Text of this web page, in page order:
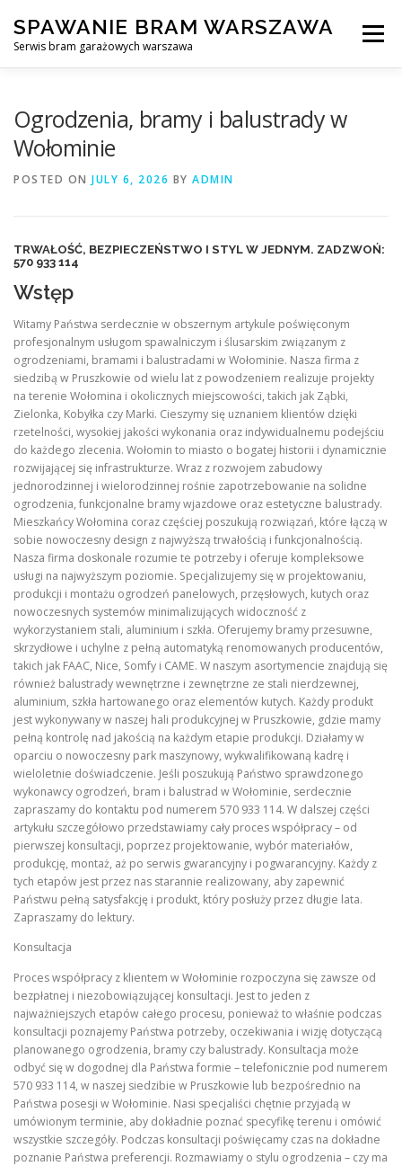
content
SPAWANIE BRAM WARSZAWA
Serwis bram garażowych warszawa
Menu
Ogrodzenia, bramy i balustrady w
Wołominie
POSTED ON JULY 6, 2026 BY ADMIN
TRWAŁOŚĆ, BEZPIECZEŃSTWO I STYL W JEDNYM. ZADZWOŃ:
570 933 114
Wstęp
Witamy Państwa serdecznie w obszernym artykule poświęconym
profesjonalnym usługom spawalniczym i ślusarskim związanym z
ogrodzeniami, bramami i balustradami w Wołominie. Nasza firma z
siedzibą w Pruszkowie od wielu lat z powodzeniem realizuje projekty
na terenie Wołomina i okolicznych miejscowości, takich jak Ząbki,
Zielonka, Kobyłka czy Marki. Cieszymy się uznaniem klientów dzięki
rzetelności, wysokiej jakości wykonania oraz indywidualnemu podejściu
do każdego zlecenia. Wołomin to miasto o bogatej historii i dynamicznie
rozwijającej się infrastrukturze. Wraz z rozwojem zabudowy
jednorodzinnej i wielorodzinnej rośnie zapotrzebowanie na solidne
ogrodzenia, funkcjonalne bramy wjazdowe oraz estetyczne balustrady.
Mieszkańcy Wołomina coraz częściej poszukują rozwiązań, które łączą w
sobie nowoczesny design z najwyższą trwałością i funkcjonalnością.
Nasza firma doskonale rozumie te potrzeby i oferuje kompleksowe
usługi na najwyższym poziomie. Specjalizujemy się w projektowaniu,
produkcji i montażu ogrodzeń panelowych, przęsłowych, kutych oraz
nowoczesnych systemów minimalizujących widoczność z
wykorzystaniem stali, aluminium i szkła. Oferujemy bramy przesuwne,
skrzydłowe i uchylne z pełną automatyką renomowanych producentów,
takich jak FAAC, Nice, Somfy i CAME. W naszym asortymencie znajdują się
również balustrady wewnętrzne i zewnętrzne ze stali nierdzewnej,
aluminium, szkła hartowanego oraz elementów kutych. Każdy produkt
jest wykonywany w naszej hali produkcyjnej w Pruszkowie, gdzie mamy
pełną kontrolę nad jakością na każdym etapie produkcji. Działamy w
oparciu o nowoczesny park maszynowy, wykwalifikowaną kadrę i
wieloletnie doświadczenie. Jeśli poszukują Państwo sprawdzonego
wykonawcy ogrodzeń, bram i balustrad w Wołominie, serdecznie
zapraszamy do kontaktu pod numerem 570 933 114. W dalszej części
artykułu szczegółowo przedstawiamy cały proces współpracy – od
pierwszej konsultacji, poprzez projektowanie, wybór materiałów,
produkcję, montaż, aż po serwis gwarancyjny i pogwarancyjny. Każdy z
tych etapów jest przez nas starannie realizowany, aby zapewnić
Państwu pełną satysfakcję i produkt, który posłuży przez długie lata.
Zapraszamy do lektury.
Konsultacja
Proces współpracy z klientem w Wołominie rozpoczyna się zawsze od
bezpłatnej i niezobowiązującej konsultacji. Jest to jeden z
najważniejszych etapów całego procesu, ponieważ to właśnie podczas
konsultacji poznajemy Państwa potrzeby, oczekiwania i wizję dotyczącą
planowanego ogrodzenia, bramy czy balustrady. Konsultacja może
odbyć się w dogodnej dla Państwa formie – telefonicznie pod numerem
570 933 114, w naszej siedzibie w Pruszkowie lub bezpośrednio na
Państwa posesji w Wołominie. Nasi specjaliści chętnie przyjadą w
umówionym terminie, aby dokładnie poznać specyfikę terenu i omówić
wszystkie szczegóły. Podczas konsultacji poświęcamy czas na dokładne
poznanie Państwa preferencji. Rozmawiamy o stylu ogrodzenia – czy ma